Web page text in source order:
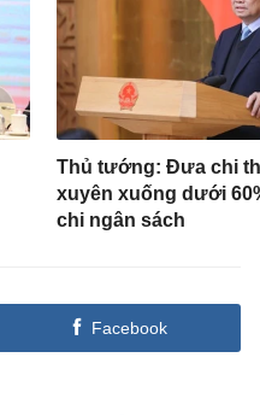
Thủ tướng: Đưa chi
xuyên xuống dưới
chi ngân sách
Facebook